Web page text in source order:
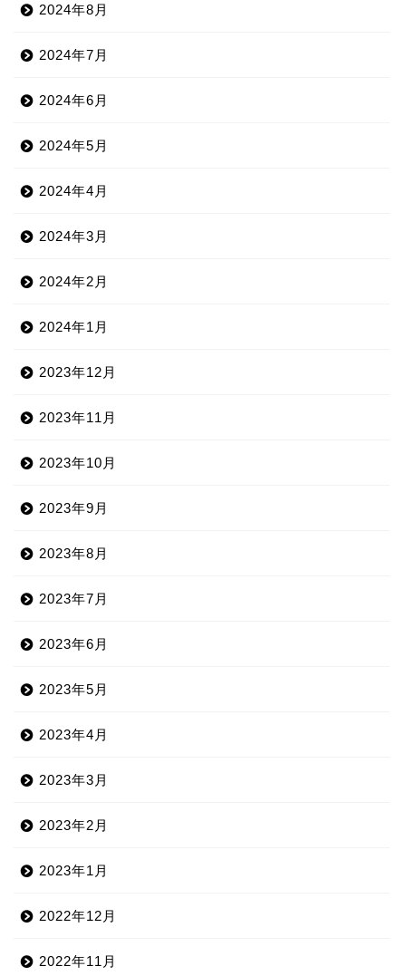
2024年8月
2024年7月
2024年6月
2024年5月
2024年4月
2024年3月
2024年2月
2024年1月
2023年12月
2023年11月
2023年10月
2023年9月
2023年8月
2023年7月
2023年6月
2023年5月
2023年4月
2023年3月
2023年2月
2023年1月
2022年12月
2022年11月